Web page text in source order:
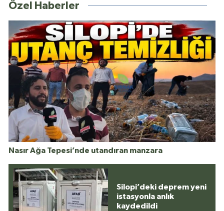
Özel Haberler
Nasır Ağa Tepesi’nde utandıran manzara
Silopi’deki deprem yeni
istasyonla anlık
kaydedildi